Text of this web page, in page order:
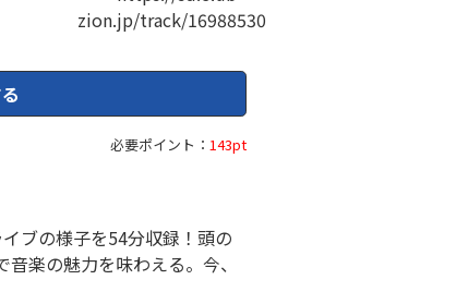
必要ポイント： 143pt
ブの様子を54分収録！頭の
楽の魅力を味わえる。今、